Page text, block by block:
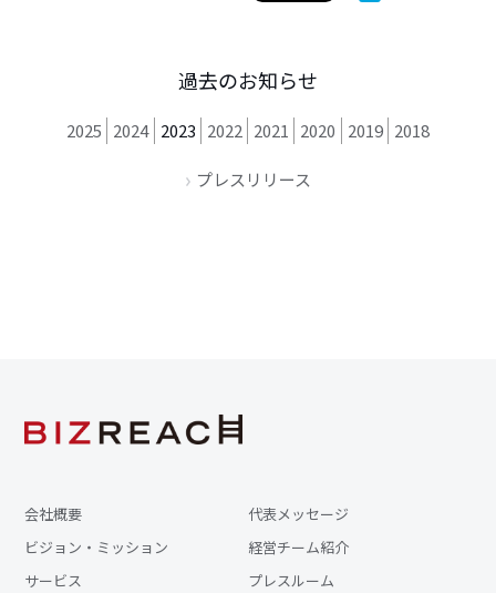
過去のお知らせ
2025 2024 2023 2022 2021 2020 2019 2018
プレスリリース
会社概要
代表メッセージ
ビジョン・ミッション
経営チーム紹介
サービス
プレスルーム